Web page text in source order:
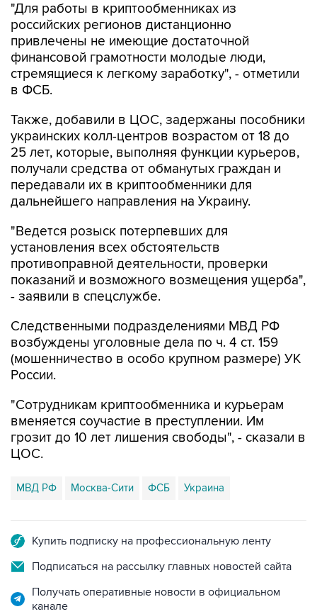
"Для работы в криптообменниках из
российских регионов дистанционно
привлечены не имеющие достаточной
финансовой грамотности молодые люди,
стремящиеся к легкому заработку", - отметили
в ФСБ.
Также, добавили в ЦОС, задержаны пособники
украинских колл-центров возрастом от 18 до
25 лет, которые, выполняя функции курьеров,
получали средства от обманутых граждан и
передавали их в криптообменники для
дальнейшего направления на Украину.
"Ведется розыск потерпевших для
установления всех обстоятельств
противоправной деятельности, проверки
показаний и возможного возмещения ущерба",
- заявили в спецслужбе.
Следственными подразделениями МВД РФ
возбуждены уголовные дела по ч. 4 ст. 159
(мошенничество в особо крупном размере) УК
России.
"Сотрудникам криптообменника и курьерам
вменяется соучастие в преступлении. Им
грозит до 10 лет лишения свободы", - сказали в
ЦОС.
МВД РФ Москва-Сити ФСБ Украина
Купить подписку на профессиональную ленту
Подписаться на рассылку главных новостей сайта
Получать оперативные новости в официальном
канале